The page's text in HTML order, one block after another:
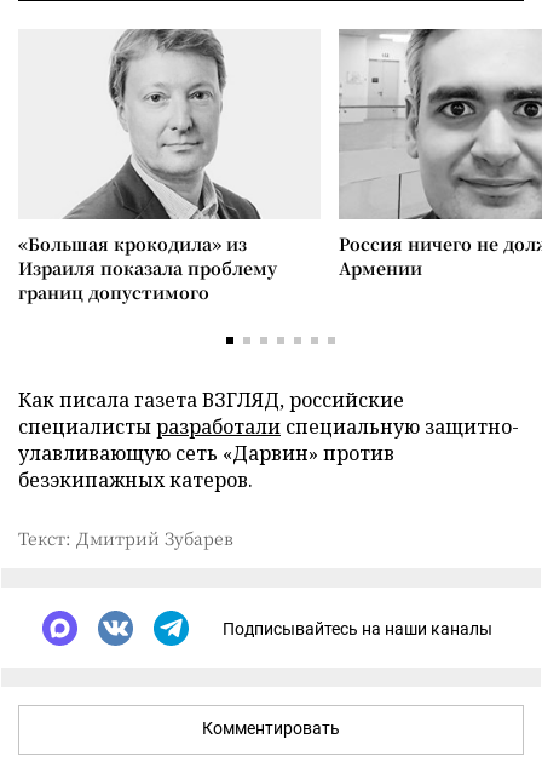
«Большая крокодила» из
Израиля показала проблему
границ допустимого
Россия ничего не
Армении
Как писала газета ВЗГЛЯД, российские
специалистыразработали специальную защитно-
улавливающую сеть «Дарвин» против
безэкипажных катеров.
Текст: Дмитрий Зубарев
Подписывайтесь на наши каналы
Комментировать